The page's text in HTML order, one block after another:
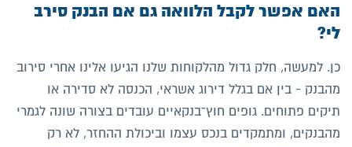
האם אפשר לקבל הלוואה גם אם הבנק סירב
לי?
כן. למעשה, חלק גדול מהלקוחות שלנו הגיעו אלינו אחרי סירוב
מהבנק - בין אם בגלל דירוג אשראי, הכנסה לא סדירה או
תיקים פתוחים. גופים חוץ־בנקאיים עובדים בצורה שונה לגמרי
מהבנקים, ומתמקדים בנכס עצמו וביכולת ההחזר, לא רק